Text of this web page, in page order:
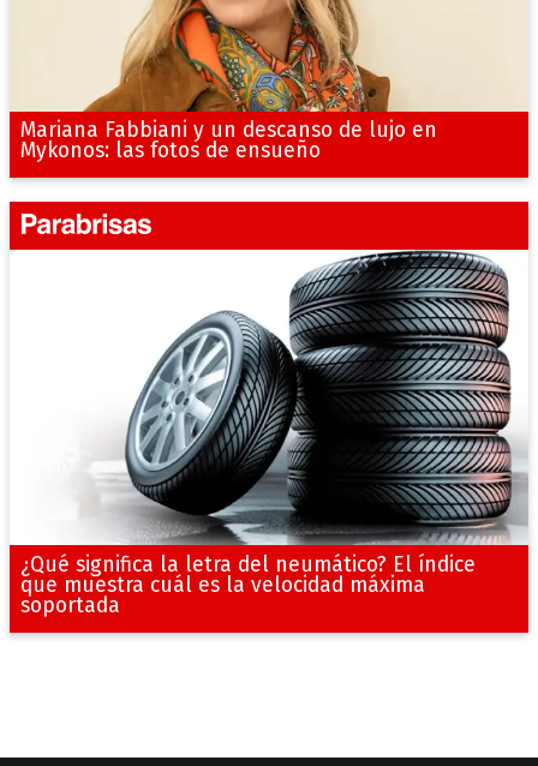
Mariana Fabbiani y un descanso de lujo en
Mykonos: las fotos de ensueño
¿Qué significa la letra del neumático? El índice
que muestra cuál es la velocidad máxima
soportada